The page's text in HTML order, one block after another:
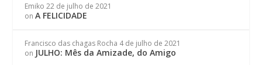
Emiko 22 de julho de 2021
onA FELICIDADE
Francisco das chagas Rocha 4 de julho de 2021
on JULHO: Mês da Amizade, do Amigo